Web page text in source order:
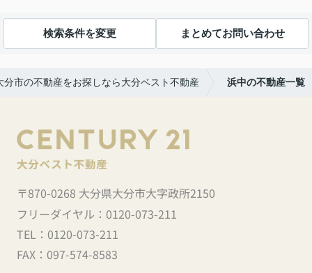
検索条件を変更 まとめてお問い合わせ
分市の不動産をお探しなら大分ベスト不動産 浜中の不動産一覧
〒870-0268 大分県大分市大字政所2150
フリーダイヤル： 0120-073-211
TEL： 0120-073-211
FAX： 097-574-8583